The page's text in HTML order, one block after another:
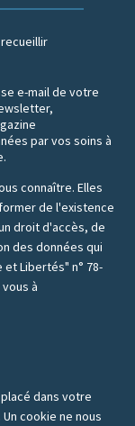
e-mail de votre
par vos soins à
connaître. Elles
de l'existence
droit d'accès, de
des données qui
Libertés" n° 78-
à
dans votre
cookie ne nous